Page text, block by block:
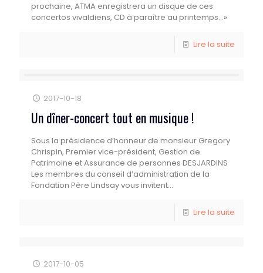
prochaine, ATMA enregistrera un disque de ces
concertos vivaldiens, CD à paraître au printemps...»
Lire la suite
2017-10-18
Un dîner-concert tout en musique !
Sous la présidence d’honneur de monsieur Gregory
Chrispin, Premier vice-président, Gestion de
Patrimoine et Assurance de personnes DESJARDINS
Les membres du conseil d’administration de la
Fondation Père Lindsay vous invitent...
Lire la suite
2017-10-05